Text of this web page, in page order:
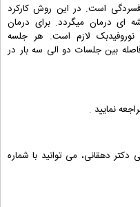
است. در این روش کارکرد
ای درمان میگردد. برای درمان
30 جلسه درمان نوروفیدبک لازم است. هر جلسه
بین جلسات دو الی سه بار در
نمایید .
دکتر دهقانی، می توانید با شماره